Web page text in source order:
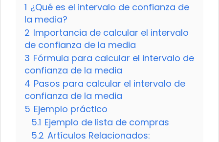
1 ¿Qué es el intervalo de confianza de
la media?
2 Importancia de calcular el intervalo
de confianza de la media
3 Fórmula para calcular el intervalo de
confianza de la media
4 Pasos para calcular el intervalo de
confianza de la media
5 Ejemplo práctico
5.1 Ejemplo de lista de compras
5.2 Artículos Relacionados: